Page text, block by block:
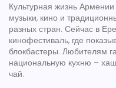
Культурная жизнь
музыки, кино и
разных стран. Сейчас в
кинофестиваль, где
блокбастеры. Любителям
национальную кухню –
чай.